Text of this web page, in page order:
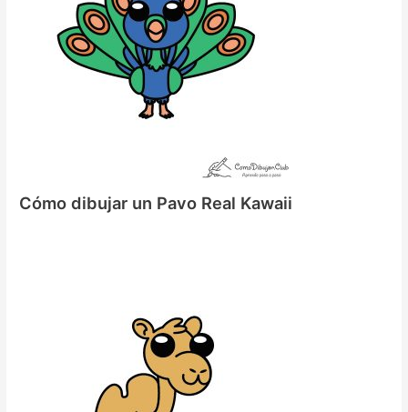
Cómo dibujar un Pavo Real Kawaii